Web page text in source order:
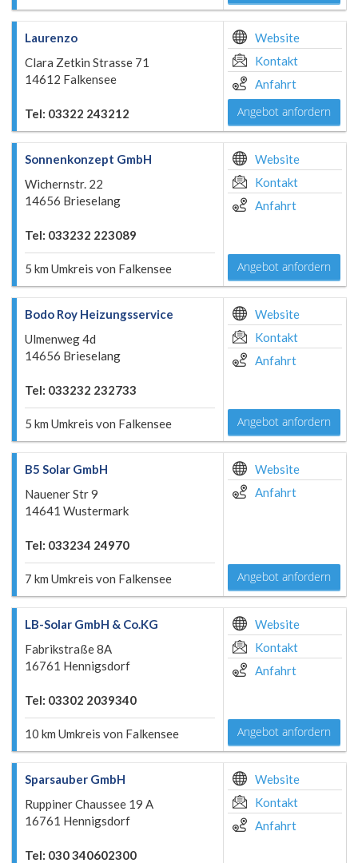
Laurenzo
Clara Zetkin Strasse 71
14612 Falkensee
Tel: 03322 243212
Website
Kontakt
Anfahrt
Angebot anfordern
Sonnenkonzept GmbH
Wichernstr. 22
14656 Brieselang
Tel: 033232 223089
5 km Umkreis von Falkensee
Website
Kontakt
Anfahrt
Angebot anfordern
Bodo Roy Heizungsservice
Ulmenweg 4d
14656 Brieselang
Tel: 033232 232733
5 km Umkreis von Falkensee
Website
Kontakt
Anfahrt
Angebot anfordern
B5 Solar GmbH
Nauener Str 9
14641 Wustermark
Tel: 033234 24970
7 km Umkreis von Falkensee
Website
Anfahrt
Angebot anfordern
LB-Solar GmbH & Co.KG
Fabrikstraße 8A
16761 Hennigsdorf
Tel: 03302 2039340
10 km Umkreis von Falkensee
Website
Kontakt
Anfahrt
Angebot anfordern
Sparsauber GmbH
Ruppiner Chaussee 19 A
16761 Hennigsdorf
Tel: 030 340602300
Website
Kontakt
Anfahrt